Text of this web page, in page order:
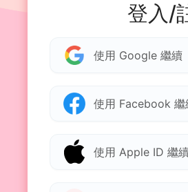
登入/
使用 Google 繼續
使用 Facebook 繼
使用 Apple ID 繼